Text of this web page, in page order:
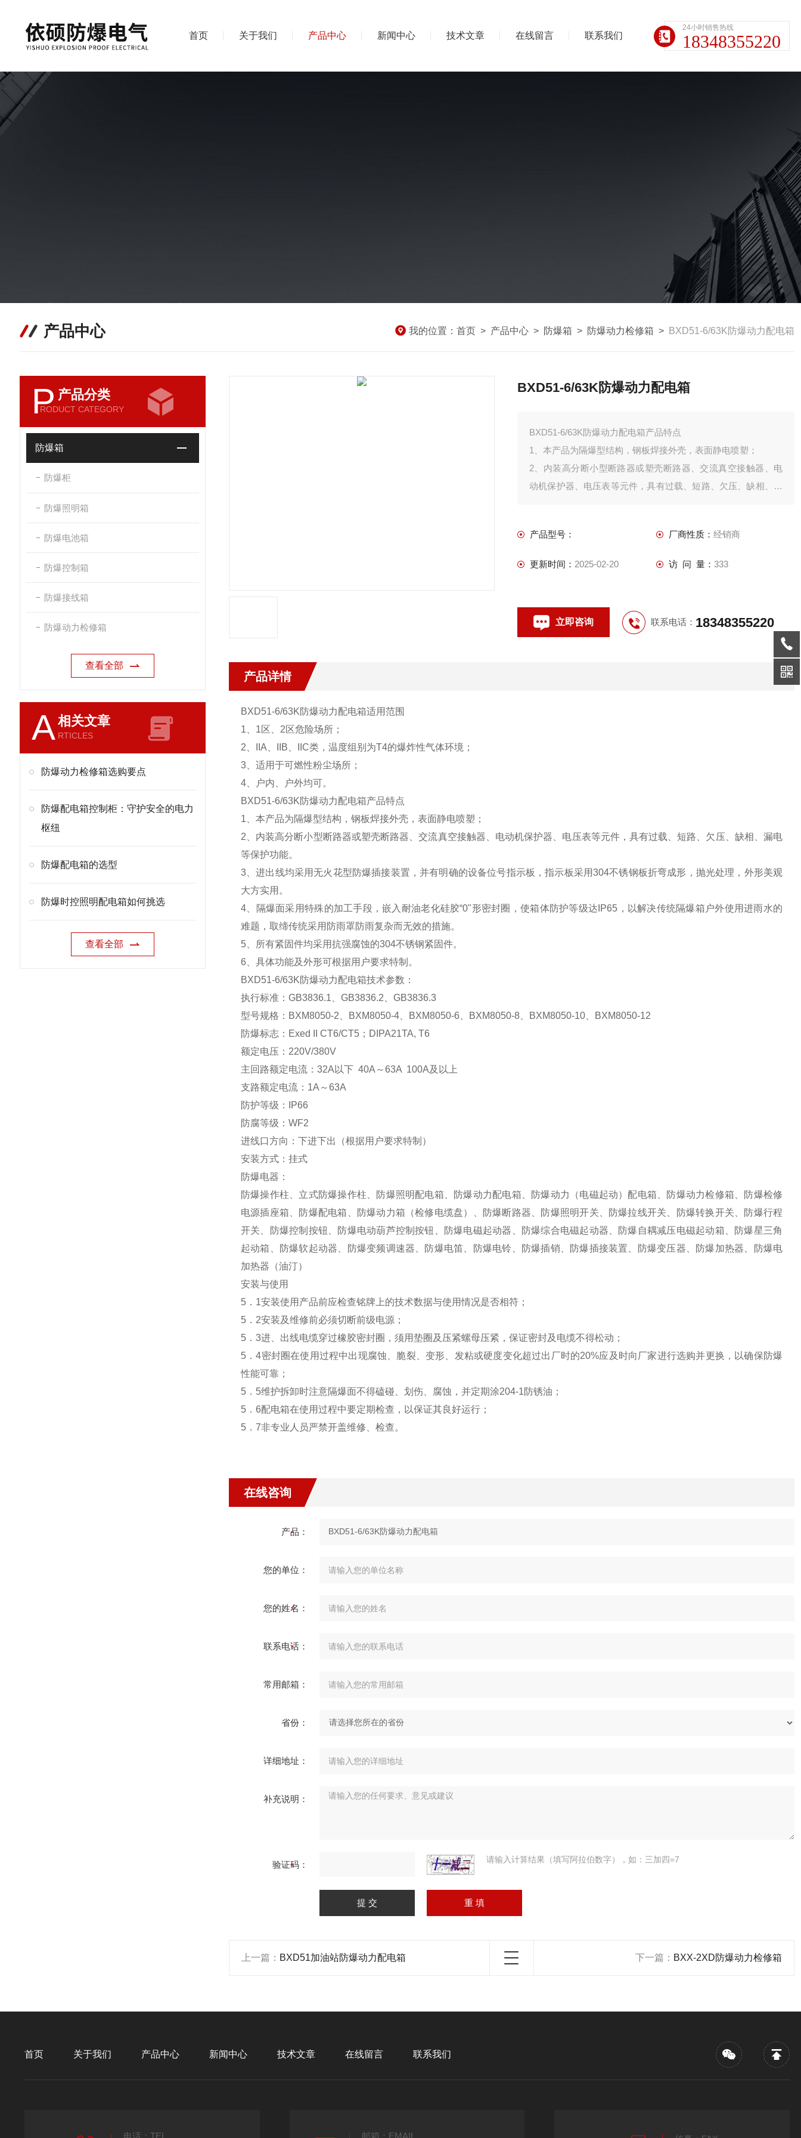
首页 关于我们 产品中心 新闻中心 技术文章 在线留言 联系我们
24小时销售热线
18348355220
产品中心 我的位置： 首页 > 产品中心 > 防爆箱 > 防爆动力检修箱 > BXD51-6/63K防爆动力配电箱
P 产品分类
RODUCT CATEGORY
防爆箱
防爆柜
防爆照明箱
防爆电池箱
防爆控制箱
防爆接线箱
防爆动力检修箱
查看全部
A相关文章
RTICLES
防爆动力检修箱选购要点
防爆配电箱控制柜：守护安全的电力
枢纽
防爆配电箱的选型
防爆时控照明配电箱如何挑选
查看全部
BXD51-6/63K防爆动力配电箱
BXD51-6/63K防爆动力配电箱产品特点
1、本产品为隔爆型结构，钢板焊接外壳，表面静电喷塑；
2、内装高分断小型断路器或塑壳断路器、交流真空接触器、电
动机保护器、电压表等元件，具有过载、短路、欠压、缺相、漏
指示板，指示板采用304不锈钢板折弯成形，抛光处理，外形美
观大方实用。
产品型号： 厂商性质： 经销商
更新时间： 2025-02-20 访 问 量： 333
立即咨询 联系电话： 18348355220
产品详情
BXD51-6/63K防爆动力配电箱适用范围
1、1区、2区危险场所；
2、IIA、IIB、IIC类，温度组别为T4的爆炸性气体环境；
3、适用于可燃性粉尘场所；
4、户内、户外均可。
BXD51-6/63K防爆动力配电箱产品特点
1、本产品为隔爆型结构，钢板焊接外壳，表面静电喷塑；
2、内装高分断小型断路器或塑壳断路器、交流真空接触器、电动机保护器、电压表等元件，具有过载、短路、欠压、缺相、漏电
等保护功能。
3、进出线均采用无火花型防爆插接装置，并有明确的设备位号指示板，指示板采用304不锈钢板折弯成形，抛光处理，外形美观
大方实用。
4、隔爆面采用特殊的加工手段，嵌入耐油老化硅胶“0"形密封圈，使箱体防护等级达IP65，以解决传统隔爆箱户外使用进雨水的
难题，取缔传统采用防雨罩防雨复杂而无效的措施。
5、所有紧固件均采用抗强腐蚀的304不锈钢紧固件。
6、具体功能及外形可根据用户要求特制。
BXD51-6/63K防爆动力配电箱技术参数：
执行标准：GB3836.1、GB3836.2、GB3836.3
型号规格：BXM8050-2、BXM8050-4、BXM8050-6、BXM8050-8、BXM8050-10、BXM8050-12
防爆标志：Exed II CT6/CT5；DIPA21TA, T6
额定电压：220V/380V
主回路额定电流：32A以下 40A～63A 100A及以上
支路额定电流：1A～63A
防护等级：IP66
防腐等级：WF2
进线口方向：下进下出（根据用户要求特制）
安装方式：挂式
防爆电器：
防爆操作柱、立式防爆操作柱、防爆照明配电箱、防爆动力配电箱、防爆动力（电磁起动）配电箱、防爆动力检修箱、防爆检修
电源插座箱、防爆配电箱、防爆动力箱（检修电缆盘）、防爆断路器、防爆照明开关、防爆拉线开关、防爆转换开关、防爆行程
开关、防爆控制按钮、防爆电动葫芦控制按钮、防爆电磁起动器、防爆综合电磁起动器、防爆自耦减压电磁起动箱、防爆星三角
起动箱、防爆软起动器、防爆变频调速器、防爆电笛、防爆电铃、防爆插销、防爆插接装置、防爆变压器、防爆加热器、防爆电
加热器（油汀）
安装与使用
5．1安装使用产品前应检查铭牌上的技术数据与使用情况是否相符；
5．2安装及维修前必须切断前级电源；
5．3进、出线电缆穿过橡胶密封圈，须用垫圈及压紧螺母压紧，保证密封及电缆不得松动；
5．4密封圈在使用过程中出现腐蚀、脆裂、变形、发粘或硬度变化超过出厂时的20%应及时向厂家进行选购并更换，以确保防爆
性能可靠；
5．5维护拆卸时注意隔爆面不得磕碰、划伤、腐蚀，并定期涂204-1防锈油；
5．6配电箱在使用过程中要定期检查，以保证其良好运行；
5．7非专业人员严禁开盖维修、检查。
在线咨询
产品：
您的单位：
您的姓名：
联系电话：
常用邮箱：
省份：
详细地址：
补充说明：
验证码： 请输入计算结果（填写阿拉伯数字），如：三加四=7
上一篇： BXD51加油站防爆动力配电箱 下一篇： BXX-2XD防爆动力检修箱
首页 关于我们 产品中心 新闻中心 技术文章 在线留言 联系我们
电话：TEL 邮箱：EMAIL